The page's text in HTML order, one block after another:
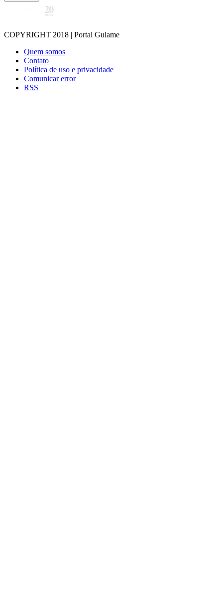
COPYRIGHT 2018 | Portal Guiame
Quem somos
Contato
Política de uso e privacidade
Comunicar error
RSS